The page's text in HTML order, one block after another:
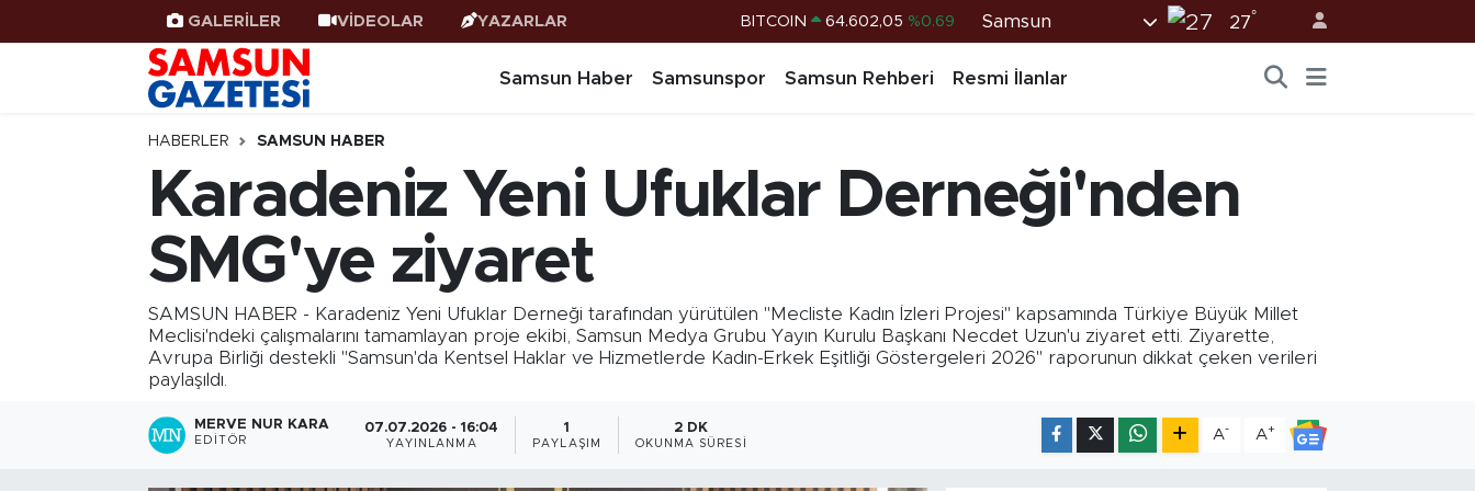
GALERİLER VİDEOLAR YAZARLAR DOLAR 47,6006 %0.06
BİST100 13.768 %48
BITCOIN 64.602,05 %0.69
Samsun 27°
Samsun Haber Samsunspor Samsun Rehberi Resmi İlanlar
HABERLER SAMSUN HABER
Karadeniz Yeni Ufuklar Derneği'nden
SMG'ye ziyaret
SAMSUN HABER - Karadeniz Yeni Ufuklar Derneği tarafından yürütülen "Mecliste Kadın İzleri Projesi" kapsamında Türkiye Büyük Millet
Meclisi'ndeki çalışmalarını tamamlayan proje ekibi, Samsun Medya Grubu Yayın Kurulu Başkanı Necdet Uzun'u ziyaret etti. Ziyarette,
Avrupa Birliği destekli "Samsun'da Kentsel Haklar ve Hizmetlerde Kadın-Erkek Eşitliği Göstergeleri 2026" raporunun dikkat çeken verileri
paylaşıldı.
MERVE NUR KARA
EDITÖR
07.07.2026 - 16:04
YAYINLANMA
1
PAYLAŞIM
2 DK
OKUNMA SÜRESI
A- A+
Samsun Haber
Samsunspor
Samsun Rehberi
Resmi İlanlar
Samsun Nöbetçi Eczaneler
Samsun Hava Durumu
SAMSUN Namaz Vakitleri
Samsun Trafik Yoğunluk Haritası
Süper Lig Puan Durumu ve Fikstür
Tüm Manşetler
Son Dakika Haberleri